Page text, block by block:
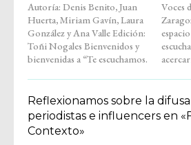
Autoría: Denis Benito, Juan
Huerta, Miriam Gavín, Laura
González y Ana Valle Edición:
Toñi Nogales Bienvenidos y
bienvenidas a “Te escuchamos.
Voces de quienes llegaron a
Zaragoza para quedarse”. Un
espacio tranquilo, hecho para
escuchar sin prisas y
Reflexionamos sobre la
periodistas e influencers en
Contexto»